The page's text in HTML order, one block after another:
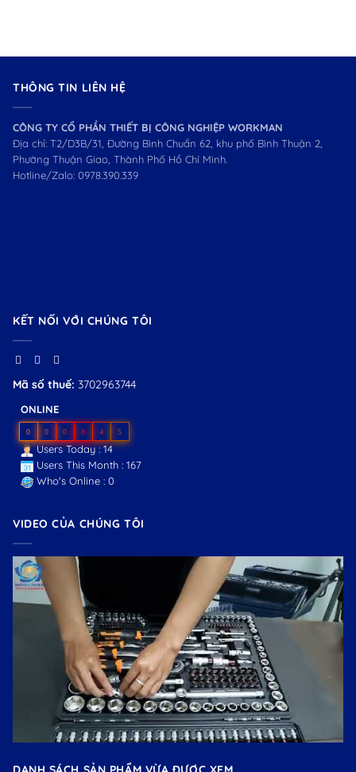
THÔNG TIN LIÊN HỆ
CÔNG TY CỔ PHẦN THIẾT BỊ CÔNG NGHIỆP WORKMAN
Địa chỉ: T2/D3B/31, Đường Bình Chuẩn 62, khu phố Bình Thuận 2,
Phường Thuận Giao, Thành Phố Hồ Chí Minh.
Hotline/Zalo: 0978.390.339
KẾT NỐI VỚI CHÚNG TÔI
Mã số thuế: 3702963744
ONLINE
0 0 0 8 4 5
Users Today : 14
Users This Month : 167
Who's Online : 0
VIDEO CỦA CHÚNG TÔI